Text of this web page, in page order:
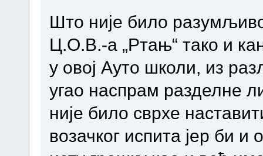
Што није било
Ц.О.В.-а „Ртањ“ тако и
у овој Ауто школи, из
угао наспрам разделне
није било сврхе
возачког испита јер би